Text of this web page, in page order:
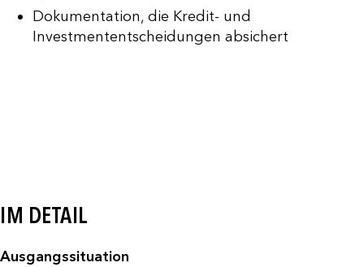
Dokumentation, die Kredit- und
Investmententscheidungen absichert
IM DETAIL
Ausgangssituation